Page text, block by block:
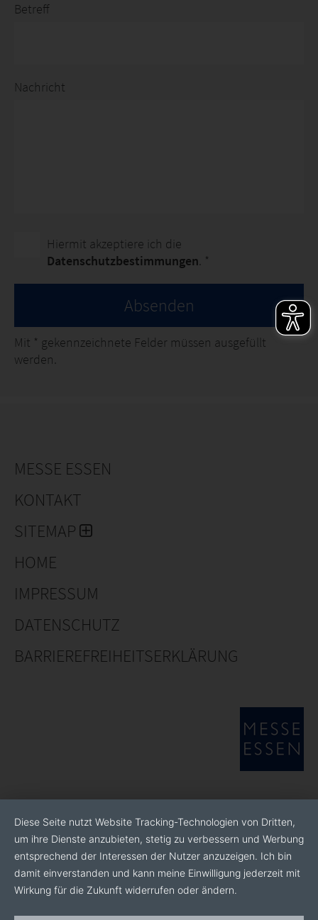
Betreff
Nachricht
Hiermit akzeptiere ich die
Datenschutzbestimmungen . *
Absenden
Mit * gekennzeichnete Felder müssen ausgefüllt
werden.
MESSE ESSEN
KONTAKT
SITEMAP
HOME
IMPRESSUM
DATENSCHUTZ
BARRIEREFREIHEITSERKLÄRUNG
Diese Seite nutzt Website Tracking-Technologien von Dritten,
um ihre Dienste anzubieten, stetig zu verbessern und Werbung
entsprechend der Interessen der Nutzer anzuzeigen. Ich bin
damit einverstanden und kann meine Einwilligung jederzeit mit
Wirkung für die Zukunft widerrufen oder ändern.